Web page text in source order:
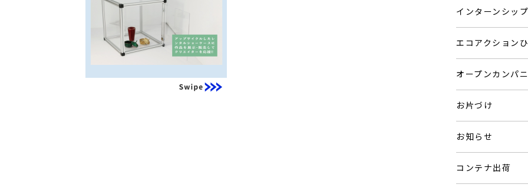
インターンシップ
エコアクション
オープンカンパ
お片づけ
お知らせ
コンテナ出荷